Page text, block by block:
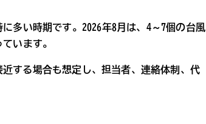
多い時期です。2026年8月は、4～7個の台風
います。
する場合も想定し、担当者、連絡体制、代